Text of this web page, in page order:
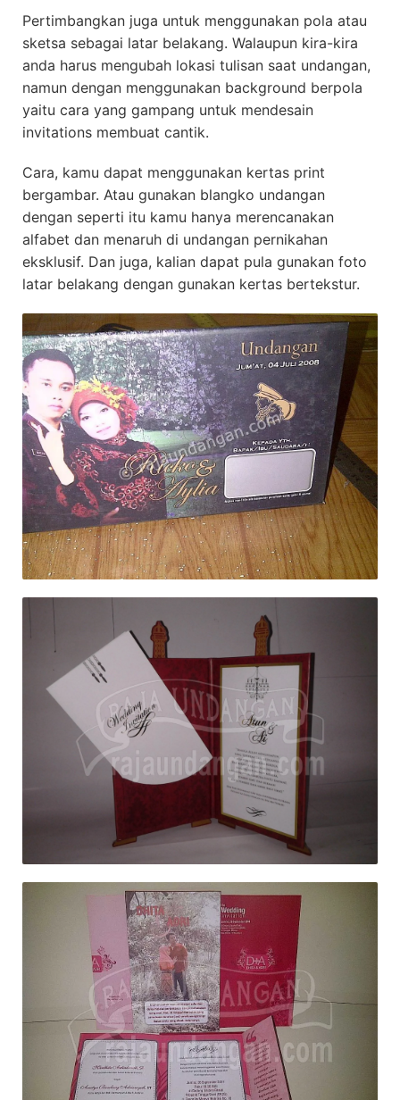
Pertimbangkan juga untuk menggunakan pola atau
sketsa sebagai latar belakang. Walaupun kira-kira
anda harus mengubah lokasi tulisan saat undangan,
namun dengan menggunakan background berpola
yaitu cara yang gampang untuk mendesain
invitations membuat cantik.
Cara, kamu dapat menggunakan kertas print
bergambar. Atau gunakan blangko undangan
dengan seperti itu kamu hanya merencanakan
alfabet dan menaruh di undangan pernikahan
eksklusif. Dan juga, kalian dapat pula gunakan foto
latar belakang dengan gunakan kertas bertekstur.